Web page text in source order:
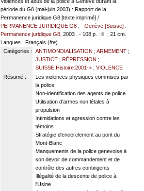
période du G8 (mai-juin 2003) : Rapport de la
Permanence juridique G8 [texte imprimé] /
PERMANENCE JURIDIQUE G8 . -Genève [Suisse] :
Permanence juridique G8 , 2003 . - 108 p. : ill. ; 21 cm.
Langues : Français (fre)
Catégories :
ANTIMONDIALISATION ; ARMEMENT;
JUSTICE; RÉPRESSION ;
SUISSE:Histoire:2001->; VIOLENCE
Résumé :
Les violences physiques commises par
la police
Non-identification des agents de police
Utilisation d'armes non létales à
propulsion
Intimidations et agression contre les
témoins
Stratégie d'encerclement au pont du
Mont-Blanc
Manquements de la police genevoise à
son devoir de commandement et de
contrôle des autres contingents
Illégalité de la descente de police à
l'Usine